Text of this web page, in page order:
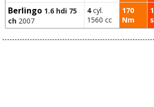
Berlingo 1.6 hdi 75
ch 2007
4cyl.
1560 cc
170
Nm
s